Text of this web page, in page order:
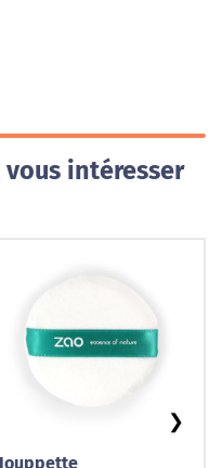
intéresser
❯